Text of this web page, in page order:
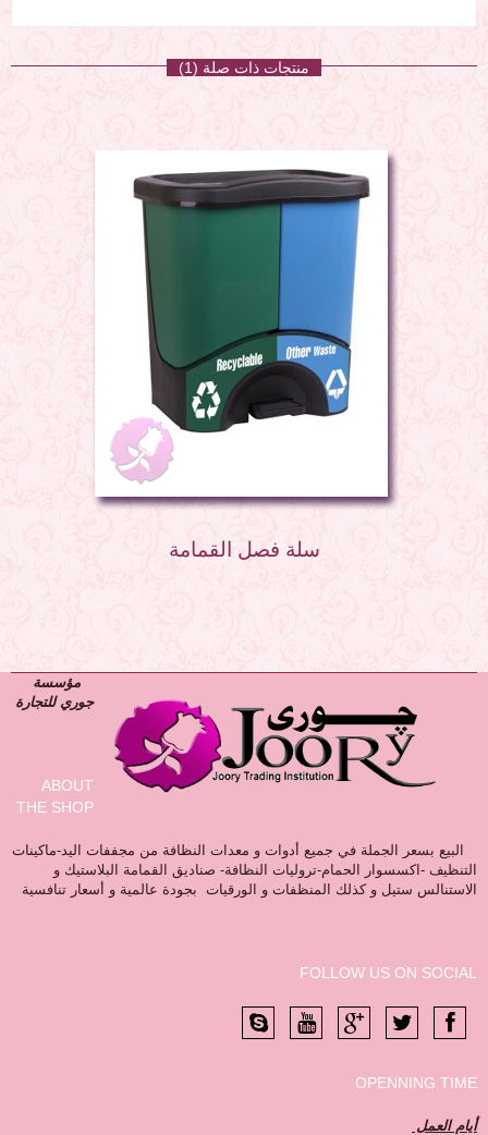
منتجات ذات صلة (1)
سلة فصل القمامة
مؤسسة
جوري للتجارة
ABOUT
THE SHOP
البيع بسعر الجملة في جميع أدوات و معدات النظافة من مجففات اليد-ماكينات
التنظيف -اكسسوار الحمام-تروليات النظافة- صناديق القمامة البلاستيك و
الاستنالس ستيل و كذلك المنظفات و الورقيات بجودة عالمية و أسعار تنافسية
FOLLOW US ON SOCIAL
OPENNING TIME
أيام العمل